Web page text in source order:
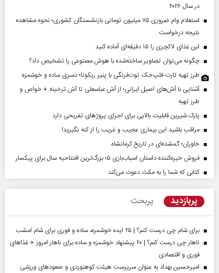
در سال ۲۰۲۶
استعلام وام ضروری ۷۵ میلیون تومانی بازنشستگان کشوری؛ نحوه مشاهده
نتیجه درخواست
این غذای لاکچری را ۱۵ دقیقه‌ای آماده کنید
چگونه می‌توان تصاویر ساخته‌شده با هوش مصنوعی را تشخیص داد؟
طرز تهیه تارت فلپ‌جک توت‌فرنگی با پنیر ریکوتا؛ دسری ساده و خوشمزه
آشنایی با آش‌های اصیل ایرانی؛ از آش عباسعلی تا آش ترخینه + خواص و
طرز تهیه
پارک شیرین قابلیت‌ بالایی برای اجرای پروژهای تفریحی دارد
مراقب باشید این بیماری عجیب و غریب را از کنه نگیرید!
خاوران؛ گمشده‌ای در تاریخ کرمانشاه
فروش خیره‌کننده داستان اسباب‌بازی ۵؛ بزرگ‌ترین افتتاحیه سال برای پیکسار
کتابی که شما را به مکث دعوت می‌کند
پربازدید پربحث
برای شام چی درست کنم؟ | ۲۵ ایده خوشمزه، ساده و فوری برای شام امشب
ناهار چی درست کنم؟ | ۲۰ پیشنهاد خوشمزه و ساده برای ناهار امروز + غذاهای
فوری و اقتصادی
امیرحسین بهداد به عنوان سرپرست هیئت کوهنوردی و صعودهای ورزشی